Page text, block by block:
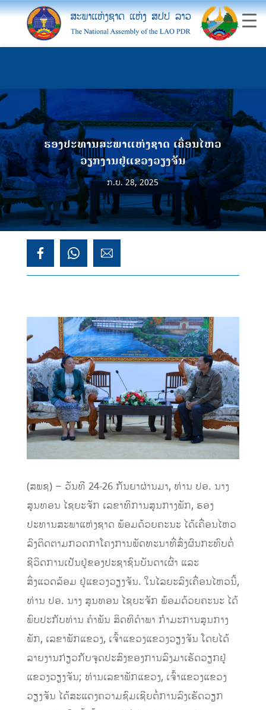
ຮອງປະທານສະພາແຫ່ງຊາດ ເຄື່ອນໄຫວ
ວຽກງານຢູ່ແຂວງວຽງຈັນ
ກ.ຍ. 28, 2025
(ສພຊ) – ວັນທີ 24-26 ກັນຍາຜ່ານມາ, ທ່ານ ປອ. ນາງ
ສູນທອນ ໄຊຍະຈັກ ເລຂາທິການສູນກາງພັກ, ຮອງ
ປະທານສະພາແຫ່ງຊາດ ພ້ອມດ້ວຍຄະນະ ໄດ້ເຄື່ອນໄຫວ
ລົງຕິດຕາມກວດກາໂຄງການພັດທະນາທີ່ສົ່ງຜົນກະທົບຕໍ່
ຊີວິດການເປັນຢູ່ຂອງປະຊາຊົນບັນດາເຜົ່າ ແລະ
ສິ່ງແວດລ້ອມ ຢູ່ແຂວງວຽງຈັນ. ໃນໄລຍະລົງເຄື່ອນໄຫວນີ້,
ທ່ານ ປອ. ນາງ ສູນທອນ ໄຊຍະຈັກ ພ້ອມດ້ວຍຄະນະ ໄດ້
ພົບປະກັບທ່ານ ຄຳພັນ ສິດທິດຳພາ ກຳມະການສູນກາງ
ພັກ, ເລຂາພັກແຂວງ, ເຈົ້າແຂວງແຂວງວຽງຈັນ ໂດຍໄດ້
ລາຍງານກ່ຽວກັບຈຸດປະສົງຂອງການລົງມາເຮັດວຽກຢູ່
ແຂວງວຽງຈັນ; ທ່ານເລຂາພັກແຂວງ, ເຈົ້າແຂວງແຂວງ
ວຽງຈັນ ໄດ້ສະແດງຄວາມຊົມເຊີຍຕໍ່ການລົງເຮັດວຽກ